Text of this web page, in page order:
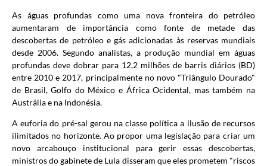
As águas profundas como uma nova fronteira do petróleo
aumentaram de importância como fonte de metade das
descobertas de petróleo e gás adicionadas às reservas mundiais
desde 2006. Segundo analistas, a produção mundial em águas
profundas deve dobrar para 12,2 milhões de barris diários (BD)
entre 2010 e 2017, principalmente no novo "Triângulo Dourado"
de Brasil, Golfo do México e África Ocidental, mas também na
Austrália e na Indonésia.
A euforia do pré-sal gerou na classe política a ilusão de recursos
ilimitados no horizonte. Ao propor uma legislação para criar um
novo arcabouço institucional para gerir essas descobertas,
ministros do gabinete de Lula disseram que eles prometem "riscos